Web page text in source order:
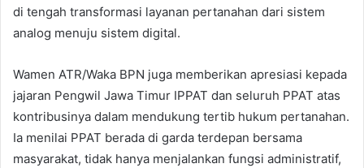
di tengah transformasi layanan pertanahan dari sistem
analog menuju sistem digital.
Wamen ATR/Waka BPN juga memberikan apresiasi kepada
jajaran Pengwil Jawa Timur IPPAT dan seluruh PPAT atas
kontribusinya dalam mendukung tertib hukum pertanahan.
Ia menilai PPAT berada di garda terdepan bersama
masyarakat, tidak hanya menjalankan fungsi administratif,